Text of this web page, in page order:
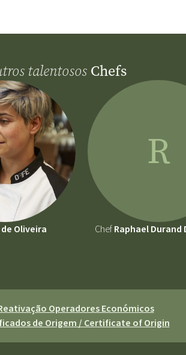
talentosos Chefs
Oliveira
R
ChefRaphael Durand
Operadores Económicos
de Origem / Certificate of Origin